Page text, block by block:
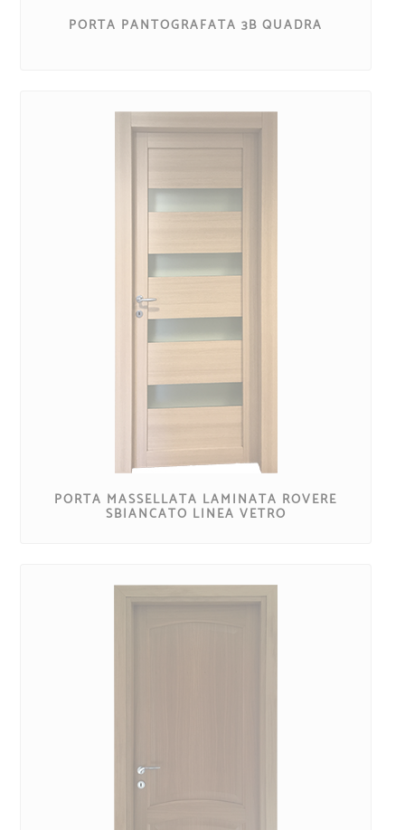
PORTA PANTOGRAFATA 3B QUADRA
PORTA MASSELLATA LAMINATA ROVERE
SBIANCATO LINEA VETRO